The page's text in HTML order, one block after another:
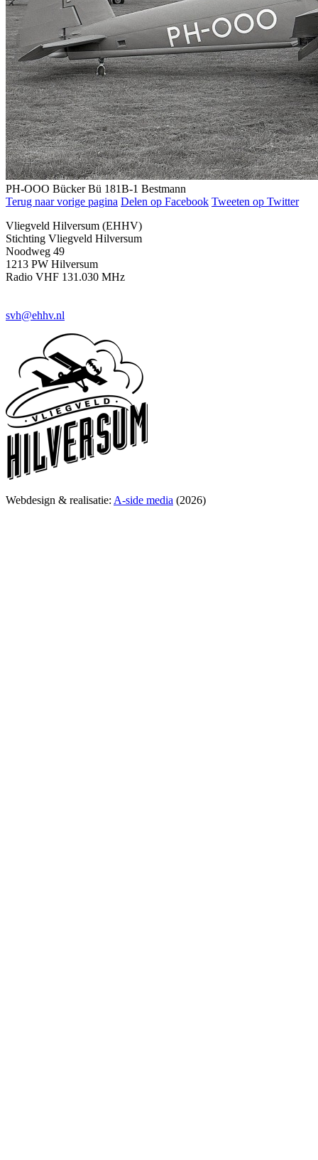
PH-OOO Bücker Bü 181B-1 Bestmann
Terug naar vorige pagina Delen op Facebook Tweeten op Twitter
Vliegveld Hilversum (EHHV)
Stichting Vliegveld Hilversum
Noodweg 49
1213 PW Hilversum
Radio VHF 131.030 MHz
svh@ehhv.nl
Webdesign & realisatie: A-side media (2026)